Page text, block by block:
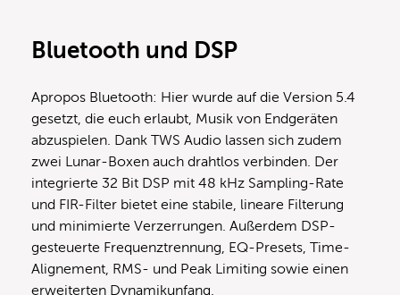
Bluetooth und DSP
Apropos Bluetooth: Hier wurde auf die Version 5.4
gesetzt, die euch erlaubt, Musik von Endgeräten
abzuspielen. Dank TWS Audio lassen sich zudem
zwei Lunar-Boxen auch drahtlos verbinden. Der
integrierte 32 Bit DSP mit 48 kHz Sampling-Rate
und FIR-Filter bietet eine stabile, lineare Filterung
und minimierte Verzerrungen. Außerdem DSP-
gesteuerte Frequenztrennung, EQ-Presets, Time-
Alignement, RMS- und Peak Limiting sowie einen
erweiterten Dynamikunfang.